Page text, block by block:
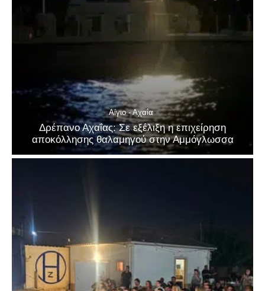
Αίγιο - Αχαΐα
Δρέπανο Αχαΐας: Σε εξέλιξη η επιχείρηση
αποκόλλησης θαλαμηγού στην Αμμόγλωσσα